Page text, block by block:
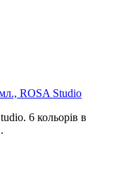
ROSA Studio
6 кольорів в